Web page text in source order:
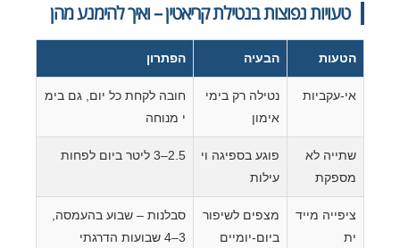
טעויות נפוצות בנטילת קריאטין – ואיך להימנע מהן
הטעות הבעיה הפתרון
אי-עקביות
נטילה רק בימי
אימון
חובה לקחת כל יום, גם בימ
י מנוחה
שתייה לא
מספקת
פוגע בספיגה וי
עילות
2.5–3 ליטר ביום לפחות
ציפייה מייד
ית
מצפים לשיפור
ביום-יומיים
סבלנות – שבוע בהעמסה,
3–4 שבועות הדרגתי